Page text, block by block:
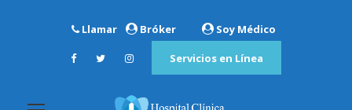
Llamar Bróker Soy Médico
Servicios en Línea